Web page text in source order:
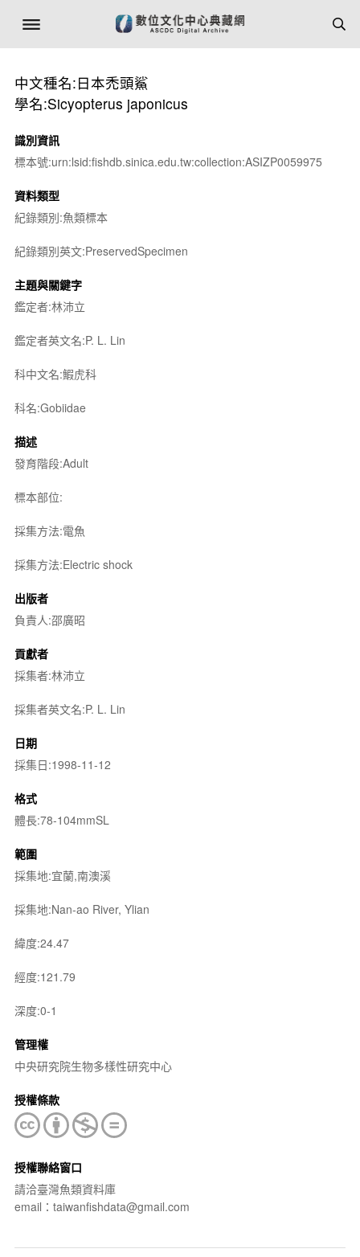
中文種名:日本禿頭鯊
學名:Sicyopterus japonicus
識別資訊
標本號:urn:lsid:fishdb.sinica.edu.tw:collection:ASIZP0059975
資料類型
紀錄類別:魚類標本
紀錄類別英文:PreservedSpecimen
主題與關鍵字
鑑定者:林沛立
鑑定者英文名:P. L. Lin
科中文名:鰕虎科
科名:Gobiidae
描述
發育階段:Adult
標本部位:
採集方法:電魚
採集方法:Electric shock
出版者
負責人:邵廣昭
貢獻者
採集者:林沛立
採集者英文名:P. L. Lin
日期
採集日:1998-11-12
格式
體長:78-104mmSL
範圍
採集地:宜蘭,南澳溪
採集地:Nan-ao River, Ylian
緯度:24.47
經度:121.79
深度:0-1
管理權
中央研究院生物多樣性研究中心
授權條款
授權聯絡窗口
請洽臺灣魚類資料庫
email：taiwanfishdata@gmail.com